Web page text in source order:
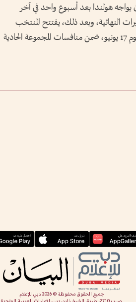
1 يونيو المقبل، قبل أن يواجه هولندا بعد أسبوع واحد في آخر
النهائية، وبعد ذلك، يفتتح المنتخب
مشواره في كأس العالم بمواجهة كولومبيا في مكسيكو سيتي يوم 17 يونيو، ضمن منافسات المجموعة الحادية
جميع الحقوق محفوظة ©2026 دبي للإعلام
ص.ب 2710، طريق الشيخ زايد، دبي، الإمارات العربية المتحدة